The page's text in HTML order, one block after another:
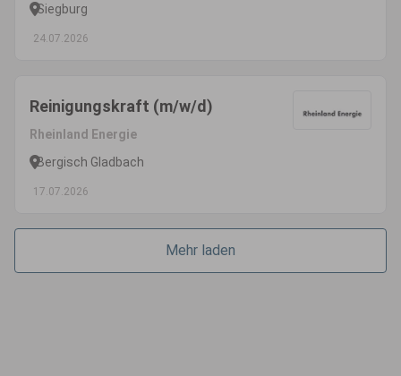
Siegburg
24.07.2026
Reinigungskraft (m/w/d)
Rheinland Energie
Bergisch Gladbach
17.07.2026
Mehr laden